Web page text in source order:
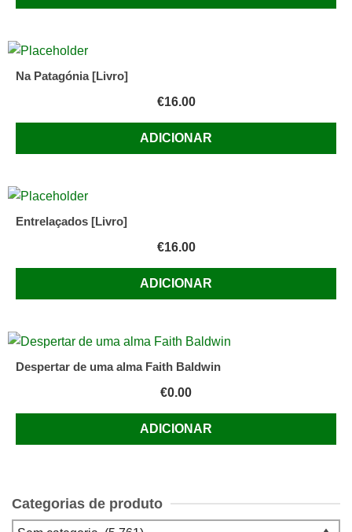
Na Patagónia [Livro]
€16.00
ADICIONAR
Entrelaçados [Livro]
€16.00
ADICIONAR
Despertar de uma alma Faith Baldwin
€0.00
ADICIONAR
Categorias de produto